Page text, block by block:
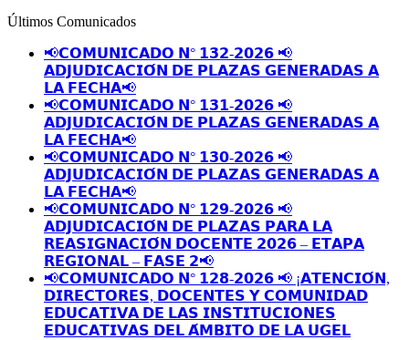
Últimos Comunicados
📢𝗖𝗢𝗠𝗨𝗡𝗜𝗖𝗔𝗗𝗢 𝗡° 𝟭𝟯𝟮-𝟮𝟬𝟮𝟲 📢
𝗔𝗗𝗝𝗨𝗗𝗜𝗖𝗔𝗖𝗜𝗢́𝗡 𝗗𝗘 𝗣𝗟𝗔𝗭𝗔𝗦 𝗚𝗘𝗡𝗘𝗥𝗔𝗗𝗔𝗦 𝗔
𝗟𝗔 𝗙𝗘𝗖𝗛𝗔📢
📢𝗖𝗢𝗠𝗨𝗡𝗜𝗖𝗔𝗗𝗢 𝗡° 𝟭𝟯𝟭-𝟮𝟬𝟮𝟲 📢
𝗔𝗗𝗝𝗨𝗗𝗜𝗖𝗔𝗖𝗜𝗢́𝗡 𝗗𝗘 𝗣𝗟𝗔𝗭𝗔𝗦 𝗚𝗘𝗡𝗘𝗥𝗔𝗗𝗔𝗦 𝗔
𝗟𝗔 𝗙𝗘𝗖𝗛𝗔📢
📢𝗖𝗢𝗠𝗨𝗡𝗜𝗖𝗔𝗗𝗢 𝗡° 𝟭𝟯𝟬-𝟮𝟬𝟮𝟲 📢
𝗔𝗗𝗝𝗨𝗗𝗜𝗖𝗔𝗖𝗜𝗢́𝗡 𝗗𝗘 𝗣𝗟𝗔𝗭𝗔𝗦 𝗚𝗘𝗡𝗘𝗥𝗔𝗗𝗔𝗦 𝗔
𝗟𝗔 𝗙𝗘𝗖𝗛𝗔📢
📢𝗖𝗢𝗠𝗨𝗡𝗜𝗖𝗔𝗗𝗢 𝗡° 𝟭𝟮𝟵-𝟮𝟬𝟮𝟲 📢
𝗔𝗗𝗝𝗨𝗗𝗜𝗖𝗔𝗖𝗜𝗢́𝗡 𝗗𝗘 𝗣𝗟𝗔𝗭𝗔𝗦 𝗣𝗔𝗥𝗔 𝗟𝗔
𝗥𝗘𝗔𝗦𝗜𝗚𝗡𝗔𝗖𝗜𝗢́𝗡 𝗗𝗢𝗖𝗘𝗡𝗧𝗘 𝟮𝟬𝟮𝟲 – 𝗘𝗧𝗔𝗣𝗔
𝗥𝗘𝗚𝗜𝗢𝗡𝗔𝗟 – 𝗙𝗔𝗦𝗘 𝟮📢
📢𝗖𝗢𝗠𝗨𝗡𝗜𝗖𝗔𝗗𝗢 𝗡° 𝟭𝟮𝟴-𝟮𝟬𝟮𝟲 📢 ¡𝗔𝗧𝗘𝗡𝗖𝗜𝗢́𝗡,
𝗗𝗜𝗥𝗘𝗖𝗧𝗢𝗥𝗘𝗦, 𝗗𝗢𝗖𝗘𝗡𝗧𝗘𝗦 𝗬 𝗖𝗢𝗠𝗨𝗡𝗜𝗗𝗔𝗗
𝗘𝗗𝗨𝗖𝗔𝗧𝗜𝗩𝗔 𝗗𝗘 𝗟𝗔𝗦 𝗜𝗡𝗦𝗧𝗜𝗧𝗨𝗖𝗜𝗢𝗡𝗘𝗦
𝗘𝗗𝗨𝗖𝗔𝗧𝗜𝗩𝗔𝗦 𝗗𝗘𝗟 𝗔́𝗠𝗕𝗜𝗧𝗢 𝗗𝗘 𝗟𝗔 𝗨𝗚𝗘𝗟